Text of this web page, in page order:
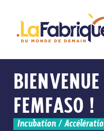
BIENVENUE
FEMFASO !
Incubation /